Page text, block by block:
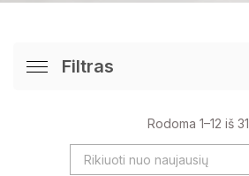
Filtras
Rodoma 1–12 iš 31
Rikiuoti nuo naujausių